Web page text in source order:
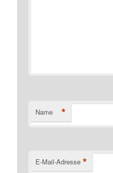
Name *
E-Mail-Adresse *